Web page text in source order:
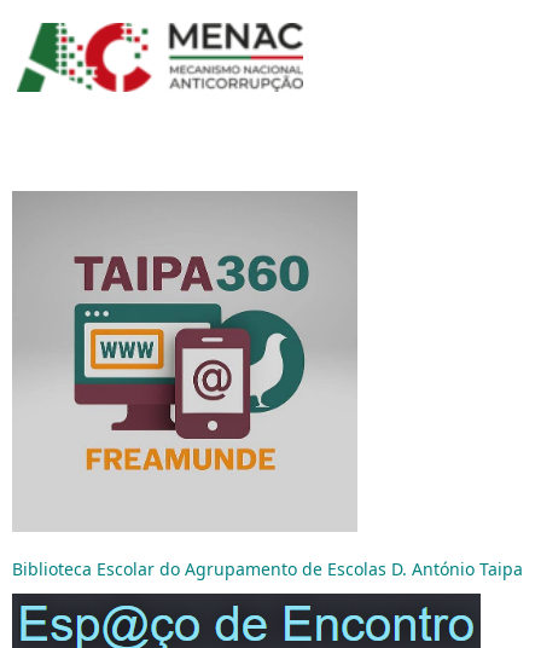
Biblioteca Escolar do Agrupamento de Escolas D. António Taipa